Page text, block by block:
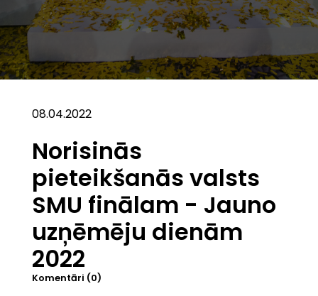
08.04.2022
Norisinās
pieteikšanās valsts
SMU finālam - Jauno
uzņēmēju dienām
2022
Komentāri (0)